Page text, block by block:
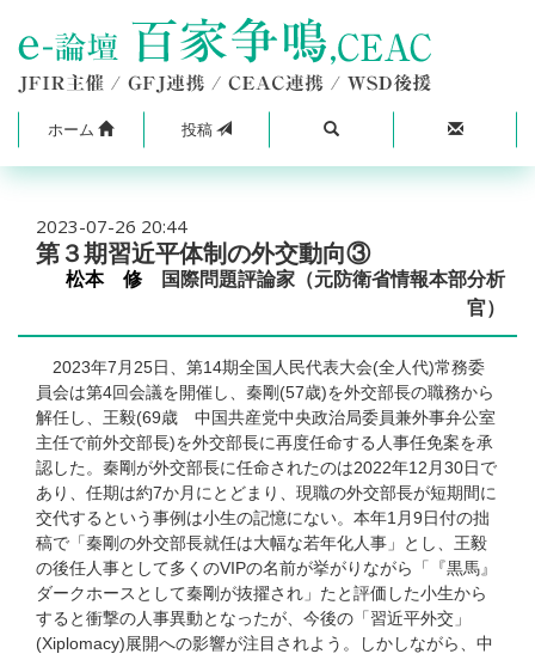
ホーム 投稿
2023-07-26 20:44
第３期習近平体制の外交動向③
松本 修 国際問題評論家（元防衛省情報本部分析
官）
2023年7月25日、第14期全国人民代表大会(全人代)常務委
員会は第4回会議を開催し、秦剛(57歳)を外交部長の職務から
解任し、王毅(69歳 中国共産党中央政治局委員兼外事弁公室
主任で前外交部長)を外交部長に再度任命する人事任免案を承
認した。秦剛が外交部長に任命されたのは2022年12月30日で
あり、任期は約7か月にとどまり、現職の外交部長が短期間に
交代するという事例は小生の記憶にない。本年1月9日付の拙
稿で「秦剛の外交部長就任は大幅な若年化人事」とし、王毅
の後任人事として多くのVIPの名前が挙がりながら「『黒馬』
ダークホースとして秦剛が抜擢され」たと評価した小生から
すると衝撃の人事異動となったが、今後の「習近平外交」
(Xiplomacy)展開への影響が注目されよう。しかしながら、中